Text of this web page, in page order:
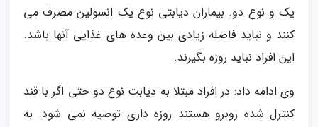
یک و نوع دو. بیماران دیابتی نوع یک انسولین مصرف می
کنند و نباید فاصله زیادی بین وعده های غذایی آنها باشد.
این افراد نباید روزه بگیرند.
وی ادامه داد: در افراد مبتلا به دیابت نوع دو حتی اگر با قند
کنترل شده روبرو هستند روزه داری توصیه نمی شود. به